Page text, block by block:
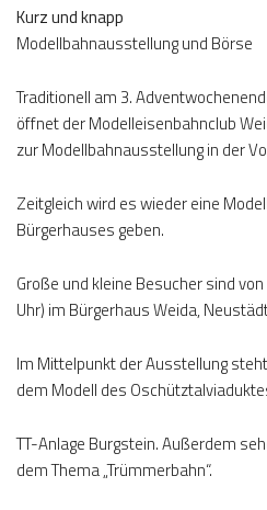
Kurz und knapp
Modellbahnausstellung und Börse
Traditionell am 3.
öffnet der Modelleisenbahnclub
zur Modellbahnausstellung in der
Zeitgleich wird es wieder eine
Bürgerhauses geben.
Große und kleine Besucher sind
Uhr) im Bürgerhaus Weida,
Im Mittelpunkt der Ausstellung
dem Modell des
TT-Anlage Burgstein. Außerdem
dem Thema „Trümmerbahn“.